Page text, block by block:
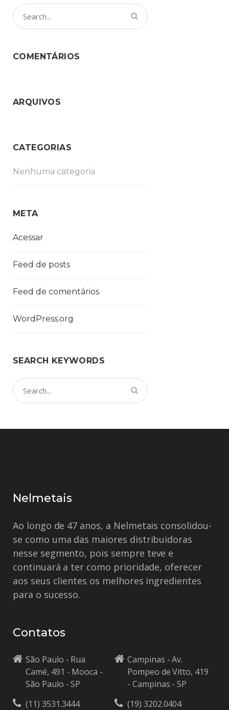
COMENTÁRIOS
ARQUIVOS
CATEGORIAS
Nenhuma categoria
META
Acessar
Feed de posts
Feed de comentários
WordPress.org
SEARCH KEYWORDS
Nelmetais
Ao longo de 47 anos, a Nelmetais consolidou-
se como uma das maiores distribuidoras
nesse segmento, pois sempre teve e
continuará a ter como prioridade, oferecer
aos seus clientes os melhores ingredientes
para o sucesso.
Contatos
São Paulo - Rua
Camé, 491 - Mooca -
São Paulo - SP
(11) 3531.3444
Campinas - Av.
Pompeo de Vitto, 419
- Campinas - SP
(19) 3202.0404